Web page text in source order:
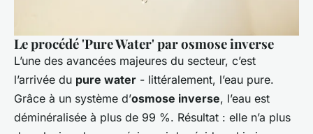
Le procédé 'Pure Water' par osmose inverse
L’une des avancées majeures du secteur, c’est
l’arrivée du pure water - littéralement, l’eau pure.
Grâce à un système d’osmose inverse, l’eau est
déminéralisée à plus de 99 %. Résultat : elle n’a plus